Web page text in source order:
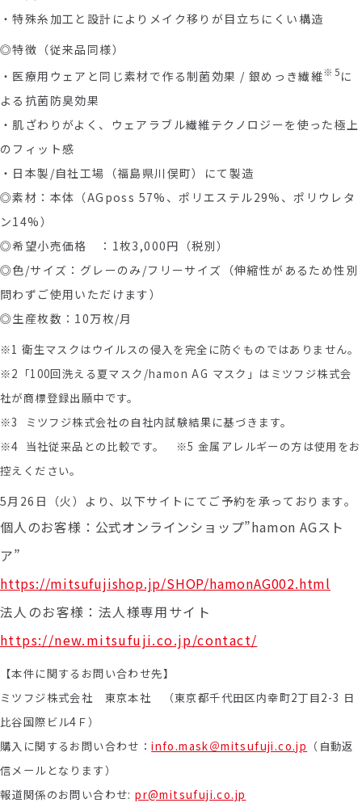
・特殊糸加工と設計によりメイク移りが目立ちにくい構造
◎特徴（従来品同様）
・医療用ウェアと同じ素材で作る制菌効果 / 銀めっき繊維※ 5に
よる抗菌防臭効果
・肌ざわりがよく、ウェアラブル繊維テクノロジーを使った極上
のフィット感
・日本製/自社工場（福島県川俣町）にて製造
◎素材：本体（AGposs 57%、ポリエステル29%、ポリウレタ
ン14%）
◎希望小売価格 ：1枚3,000円（税別）
◎色/サイズ：グレーのみ/フリーサイズ（伸縮性があるため性別
問わずご使用いただけます）
◎生産枚数：10万枚/月
※1 衛生マスクはウイルスの侵入を完全に防ぐものではありません。
※2「100回洗える夏マスク/hamon AG マスク」はミツフジ株式会
社が商標登録出願中です。
※3 ミツフジ株式会社の自社内試験結果に基づきます。
※4 当社従来品との比較です。 ※5 金属アレルギーの方は使用をお
控えください。
5月26日（火）より、以下サイトにてご予約を承っております。
個人のお客様：公式オンラインショップ”hamon AGスト
ア”
https://mitsufujishop.jp/SHOP/hamonAG002.html
法人のお客様：法人様専用サイト
https://new.mitsufuji.co.jp/contact/
【本件に関するお問い合わせ先】
ミツフジ株式会社 東京本社 （東京都千代田区内幸町2丁目2-3 日
比谷国際ビル4Ｆ）
購入に関するお問い合わせ：info.mask＠mitsufuji.co.jp （自動返
信メールとなります）
報道関係のお問い合わせ:pr@mitsufuji.co.jp